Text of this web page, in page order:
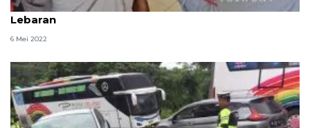
Satgas: Simeulue nihil kasus COVID-19 selama libur
Lebaran
6 Mei 2022